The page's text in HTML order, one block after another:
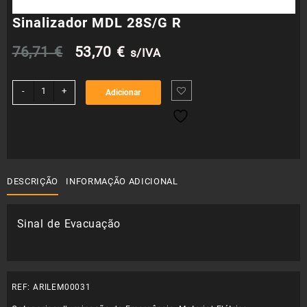
Sinalizador MDL 28S/G R
76,71€
O
preço
original
53,70 €O
preço
atual
s/IVA
-
Quantidade
+ Adicionar
DESCRIÇÃO INFORMAÇÃO ADICIONAL
Sinal de Evacuação
REF: ARILEM00031